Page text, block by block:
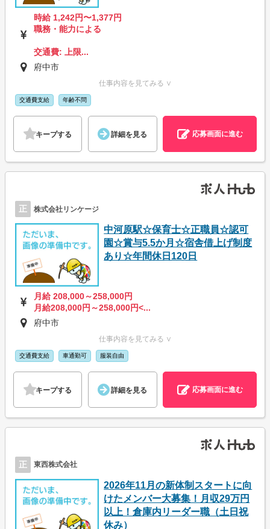
時給 1,242円〜1,377円
職務・能力による
交通費: 上限...
府中市
仕事内容を見てみる ∨
交通費支給 年齢不問
キープする 詳細を見る 応募画面に進む
正 株式会社リンケージ
中河原駅☆保育士☆正職員☆認可
園☆賞与5.5か月☆宿舎借上げ制度
あり☆年間休日120日
月給 208,000～258,000円
月給208,000円～258,000円<...
府中市
仕事内容を見てみる ∨
交通費支給 車通勤可 服装自由
キープする 詳細を見る 応募画面に進む
正 東西株式会社
2026年11月の新体制スタートに向
けたメンバー大募集！月収29万円
以上！倉庫内リーダー職（土日祝
休み）